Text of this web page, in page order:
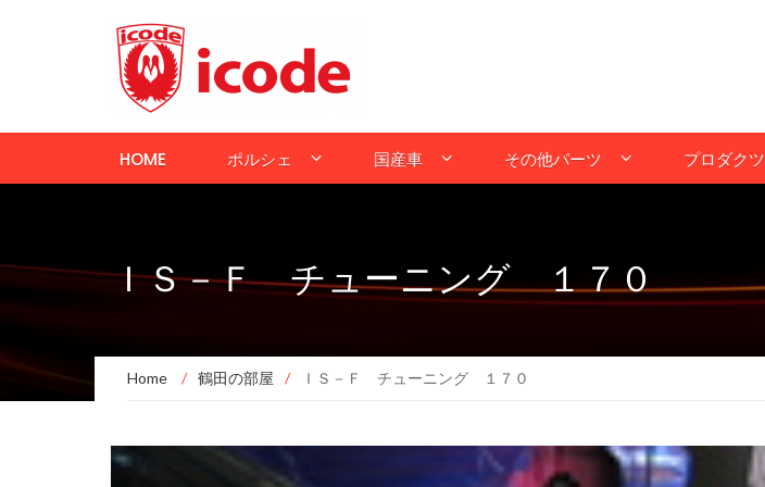
HOME ポルシェ 国産車 その他パーツ プロダクツ
ＩＳ－Ｆ チューニング １７０
Home / 鶴田の部屋 / ＩＳ－Ｆ チューニング １７０